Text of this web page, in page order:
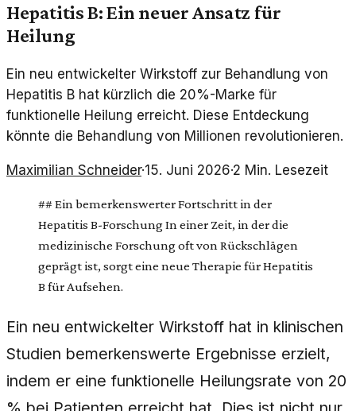
Hepatitis B: Ein neuer Ansatz für
Heilung
Ein neu entwickelter Wirkstoff zur Behandlung von
Hepatitis B hat kürzlich die 20%-Marke für
funktionelle Heilung erreicht. Diese Entdeckung
könnte die Behandlung von Millionen revolutionieren.
Maximilian Schneider·15. Juni 2026·2 Min. Lesezeit
## Ein bemerkenswerter Fortschritt in der
Hepatitis B-Forschung In einer Zeit, in der die
medizinische Forschung oft von Rückschlägen
geprägt ist, sorgt eine neue Therapie für Hepatitis
B für Aufsehen.
Ein neu entwickelter Wirkstoff hat in klinischen
Studien bemerkenswerte Ergebnisse erzielt,
indem er eine funktionelle Heilungsrate von 20